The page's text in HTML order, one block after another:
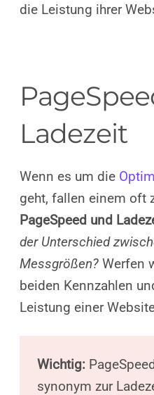
die Leistung ihrer
Ladezeit
Wenn es um die
geht, fallen einem oft
PageSpeed und
der Unterschied
Messgrößen? Werfen
beiden Kennzahlen
Leistung einer
Wichtig:
synonym zur